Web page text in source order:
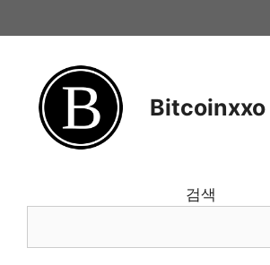
to
Bitcoinxxo
검색